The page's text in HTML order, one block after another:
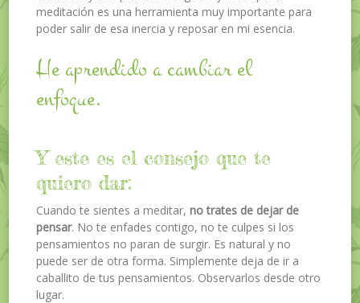
meditación es una herramienta muy importante para
poder salir de esa inercia y reposar en mi esencia.
He aprendido a cambiar el
enfoque.
Y este es el consejo que te
quiero dar:
Cuando te sientes a meditar, no trates de dejar de
pensar. No te enfades contigo, no te culpes si los
pensamientos no paran de surgir. Es natural y no
puede ser de otra forma. Simplemente deja de ir a
caballito de tus pensamientos. Observarlos desde otro
lugar.